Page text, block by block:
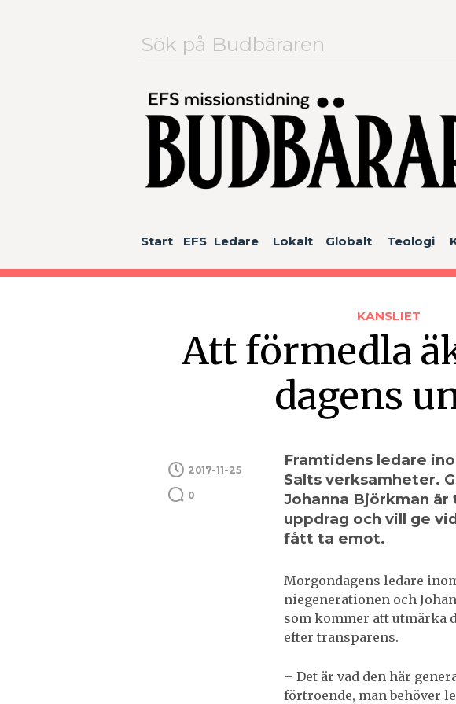
Sök
efter:
Start EFS Ledare Lokalt Globalt Teologi
KANSLIET
Att förmedla
dagens
2017-11-25
0
Framtidens ledare
Salts verksamheter.
Johanna Björkman
uppdrag och vill ge
fått ta emot.
Morgondagens ledare
niegenerationen och
som kommer att utmärka
efter transparens.
– Det är vad den här
förtroende, man behöver